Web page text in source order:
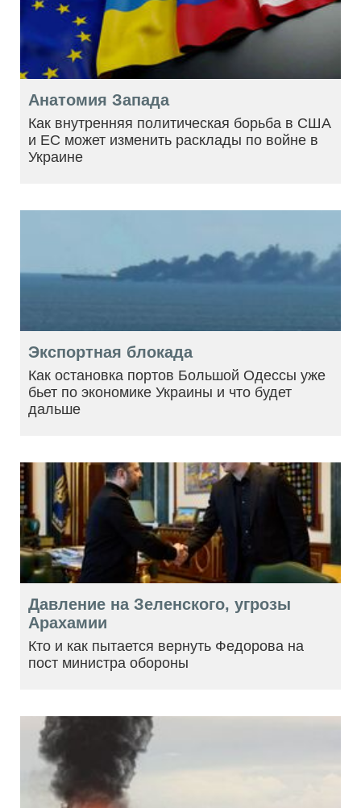
Анатомия Запада
Как внутренняя политическая борьба в США
и ЕС может изменить расклады по войне в
Украине
Экспортная блокада
Как остановка портов Большой Одессы уже
бьет по экономике Украины и что будет
дальше
Давление на Зеленского, угрозы
Арахамии
Кто и как пытается вернуть Федорова на
пост министра обороны